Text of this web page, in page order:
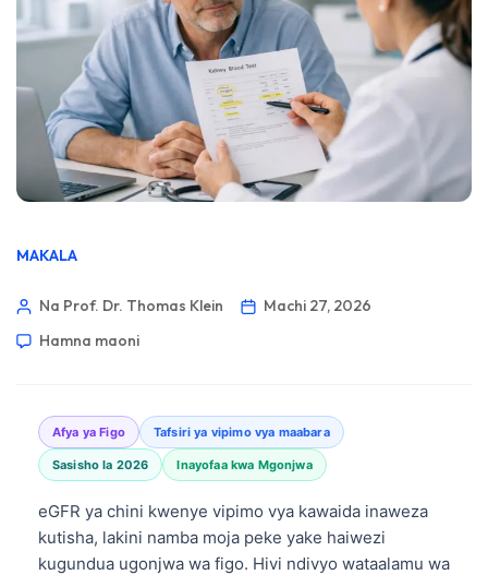
MAKALA
Na Prof. Dr. Thomas Klein
Machi 27, 2026
Hamna maoni
Afya ya Figo Tafsiri ya vipimo vya maabara
Sasisho la 2026 Inayofaa kwa Mgonjwa
eGFR ya chini kwenye vipimo vya kawaida inaweza
kutisha, lakini namba moja peke yake haiwezi
kugundua ugonjwa wa figo. Hivi ndivyo wataalamu wa